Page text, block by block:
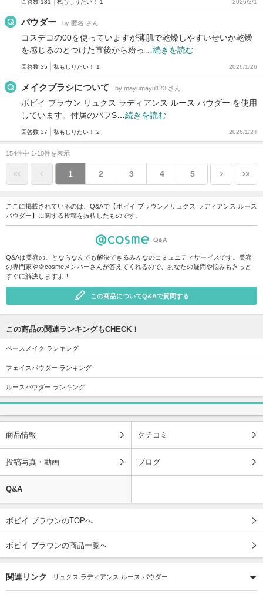
回答数 131 私もしりたい！ 1 2026/2/1
パウダー by 匿名 さん
コスデコの00を使っていますが薄肌で乾燥しやすいせいか乾燥
を感じるのとつけた直後から粉っ… 続きを読む
回答数 35 私もしりたい！ 1 2026/1/26
メイクブラシについて by mayumayu123 さん
ボビイ ブラウン リュクス ラディアンス ルース パウダー を使用
しています。付属のパフS… 続きを読む
回答数 37 私もしりたい！ 2 2026/1/24
154件中 1-10件を表示
1 2 3 4 5
ここに掲載されているのは、Q&Aで【ボビイ ブラウン／リュクス ラディアンス ルース
パウダー】に関する投稿を抜粋したものです。
Q&Aは美容のことならなんでも解決できるみんなのコミュニティサービスです。美容
の専門家や＠cosmeメンバーさんが答えてくれるので、あなたの疑問や悩みもきっと
すぐに解決しますよ！
この商品についてQ&Aで質問する
この商品の関連ランキングもCHECK！
ベースメイク ランキング
フェイスパウダー ランキング
ルースパウダー ランキング
商品情報 クチコミ
投稿写真・動画 ブログ
Q&A
ボビイ ブラウンのTOPへ
ボビイ ブラウンの商品一覧へ
関連リンク リュクス ラディアンス ルース パウダー